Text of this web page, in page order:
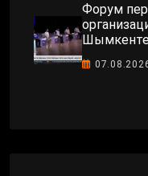
Форум